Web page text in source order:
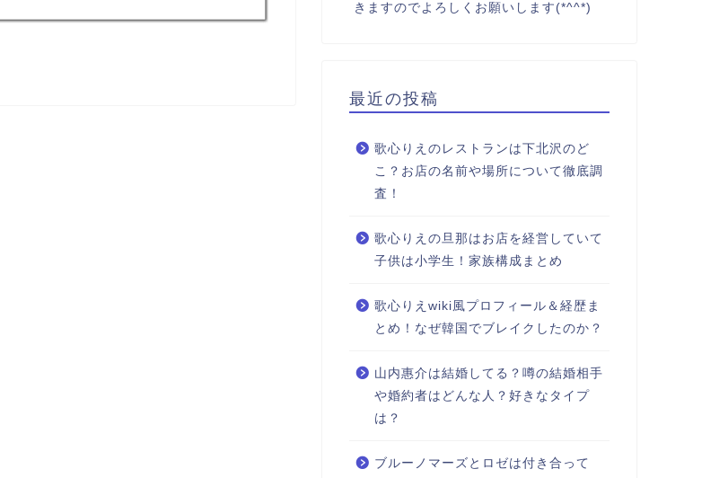
きますのでよろしくお願いします(*^^*)
最近の投稿
歌心りえのレストランは下北沢のど
こ？お店の名前や場所について徹底調
査！
歌心りえの旦那はお店を経営していて
子供は小学生！家族構成まとめ
歌心りえwiki風プロフィール＆経歴ま
とめ！なぜ韓国でブレイクしたのか？
山内惠介は結婚してる？噂の結婚相手
や婚約者はどんな人？好きなタイプ
は？
ブルーノマーズとロゼは付き合って